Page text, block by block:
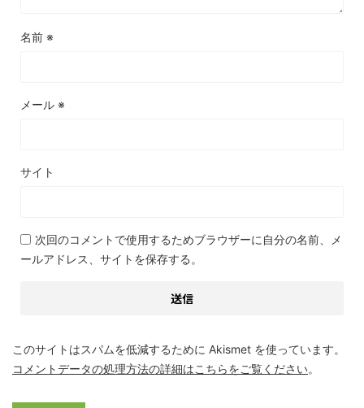
名前 ※
メール ※
サイト
次回のコメントで使用するためブラウザーに自分の名前、メ
ールアドレス、サイトを保存する。
このサイトはスパムを低減するために Akismet を使っています。
コメントデータの処理方法の詳細はこちらをご覧ください。